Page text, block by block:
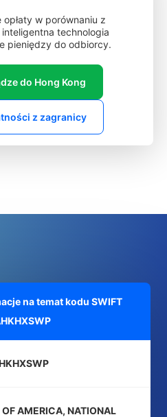
w porównaniu z
technologia
pieniędzy do odbiorcy.
do Hong Kong
z zagranicy
na temat kodu SWIFT
AMERICA, NATIONAL